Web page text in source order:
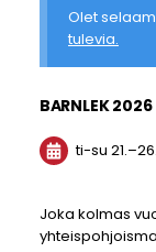
Olet
tulevia.
BARNLEK 2026
ti-su 21.–
Joka kolmas